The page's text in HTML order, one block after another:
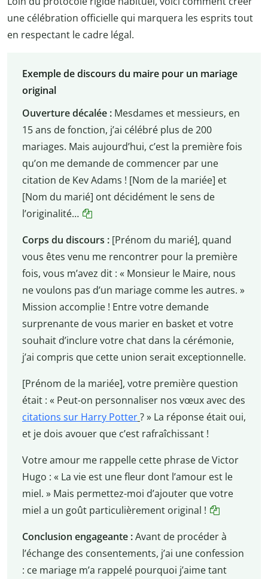
une célébration officielle qui marquera les esprits tout
en respectant le cadre légal.
Exemple de discours du maire pour un mariage
original
Ouverture décalée : Mesdames et messieurs, en
15 ans de fonction, j’ai célébré plus de 200
mariages. Mais aujourd’hui, c’est la première fois
qu’on me demande de commencer par une
citation de Kev Adams ! [Nom de la mariée] et
[Nom du marié] ont décidément le sens de
l’originalité…
Corps du discours : [Prénom du marié], quand
vous êtes venu me rencontrer pour la première
fois, vous m’avez dit : « Monsieur le Maire, nous
ne voulons pas d’un mariage comme les autres. »
Mission accomplie ! Entre votre demande
surprenante de vous marier en basket et votre
souhait d’inclure votre chat dans la cérémonie,
j’ai compris que cette union serait exceptionnelle.
[Prénom de la mariée], votre première question
était : « Peut-on personnaliser nos vœux avec des
citations sur Harry Potter? » La réponse était oui,
et je dois avouer que c’est rafraîchissant !
Votre amour me rappelle cette phrase de Victor
Hugo : « La vie est une fleur dont l’amour est le
miel. » Mais permettez-moi d’ajouter que votre
miel a un goût particulièrement original !
Conclusion engageante :Avant de procéder à
l’échange des consentements, j’ai une confession
: ce mariage m’a rappelé pourquoi j’aime tant